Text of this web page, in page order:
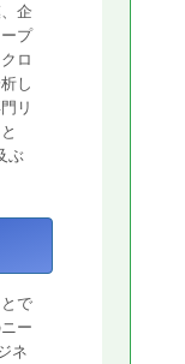
企
プ
ロ
し
リ
ぶ
で
ー
ネ